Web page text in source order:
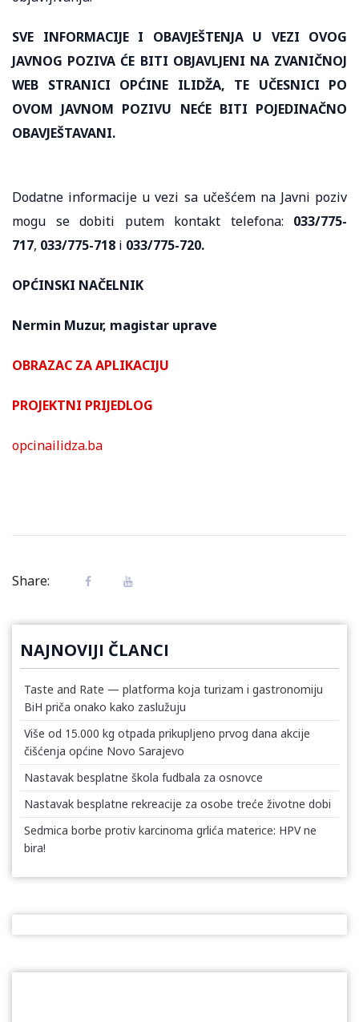
SVE INFORMACIJE I OBAVJEŠTENJA U VEZI OVOG
JAVNOG POZIVA ĆE BITI OBJAVLJENI NA ZVANIČNOJ
WEB STRANICI OPĆINE ILIDŽA, TE UČESNICI PO
OVOM JAVNOM POZIVU NEĆE BITI POJEDINAČNO
OBAVJEŠTAVANI.
Dodatne informacije u vezi sa učešćem na Javni poziv
mogu se dobiti putem kontakt telefona: 033/775-
717, 033/775-718 i 033/775-720.
OPĆINSKI NAČELNIK
Nermin Muzur, magistar uprave
OBRAZAC ZA APLIKACIJU
PROJEKTNI PRIJEDLOG
opcinailidza.ba
Share:
NAJNOVIJI ČLANCI
Taste and Rate — platforma koja turizam i gastronomiju
BiH priča onako kako zaslužuju
Više od 15.000 kg otpada prikupljeno prvog dana akcije
čišćenja općine Novo Sarajevo
Nastavak besplatne škola fudbala za osnovce
Nastavak besplatne rekreacije za osobe treće životne dobi
Sedmica borbe protiv karcinoma grlića materice: HPV ne
bira!